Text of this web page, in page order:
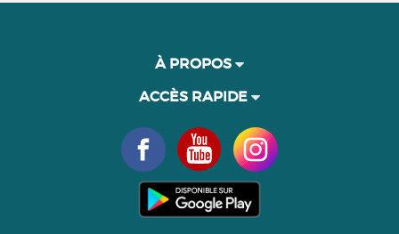
À PROPOS
ACCÈS RAPIDE